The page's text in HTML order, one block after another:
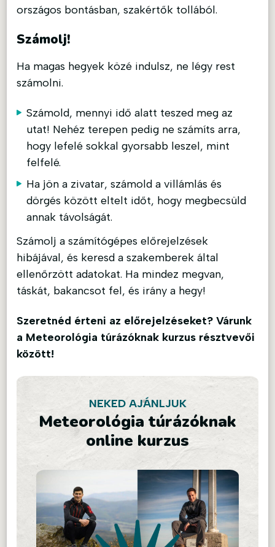
országos bontásban, szakértők tollából.
Számolj!
Ha magas hegyek közé indulsz, ne légy rest
számolni.
Számold, mennyi idő alatt teszed meg az
utat! Nehéz terepen pedig ne számíts arra,
hogy lefelé sokkal gyorsabb leszel, mint
felfelé.
Ha jön a zivatar, számold a villámlás és
dörgés között eltelt időt, hogy megbecsüld
annak távolságát.
Számolj a számítógépes előrejelzések
hibájával, és keresd a szakemberek által
ellenőrzött adatokat. Ha mindez megvan,
táskát, bakancsot fel, és irány a hegy!
Szeretnéd érteni az előrejelzéseket? Várunk
a Meteorológia túrázóknak kurzus résztvevői
között!
NEKED AJÁNLJUK
Meteorológia túrázóknak
online kurzus